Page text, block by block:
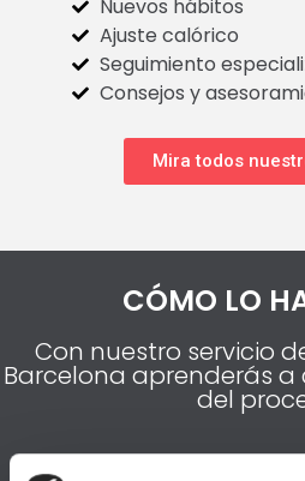
Nuevos hábitos
Ajuste calórico
Seguimiento
Consejos y
Mira todos
CÓMO LO
Con nuestro servicio
Barcelona aprenderás
del